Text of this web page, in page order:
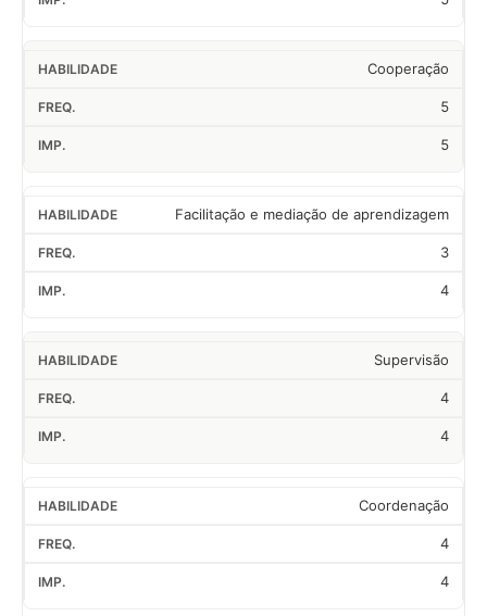
Cooperação
5
5
Facilitação e mediação de aprendizagem
3
4
Supervisão
4
4
Coordenação
4
4